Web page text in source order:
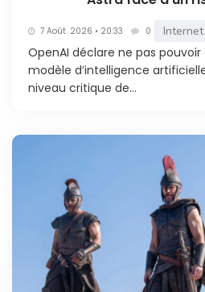
7 Août. 2026 • 20:33 0 Internet
OpenAI déclare ne pas
modèle d’intelligence
niveau critique de...